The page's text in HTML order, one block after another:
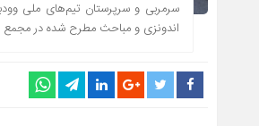
سرمربی و سرپرستان تیم‌های ملی
اندونزی و مباحث مطرح شده در مجمع